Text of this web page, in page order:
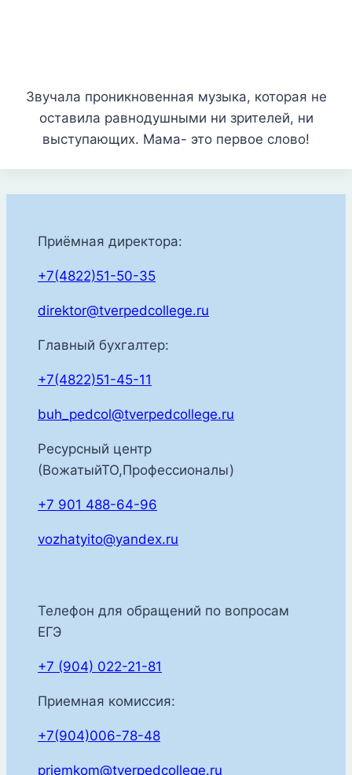
Звучала проникновенная музыка, которая не
оставила равнодушными ни зрителей, ни
выступающих. Мама- это первое слово!
Приёмная директора:
+7(4822)51-50-35
direktor@tverpedcollege.ru
Главный бухгалтер:
+7(4822)51-45-11
buh_pedcol@tverpedcollege.ru
Ресурсный центр
(ВожатыйТО,Профессионалы)
+7 901 488-64-96
vozhatyito@yandex.ru
Телефон для обращений по вопросам
ЕГЭ
+7 (904) 022-21-81
Приемная комиссия:
+7(904)006-78-48
priemkom@tverpedcollege.ru